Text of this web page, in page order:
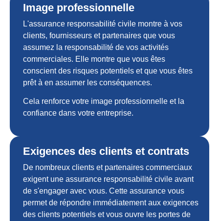
Image professionnelle
L'assurance responsabilité civile montre à vos
clients, fournisseurs et partenaires que vous
assumez la responsabilité de vos activités
commerciales. Elle montre que vous êtes
conscient des risques potentiels et que vous êtes
prêt à en assumer les conséquences.
Cela renforce votre image professionnelle et la
confiance dans votre entreprise.
Exigences des clients et contrats
De nombreux clients et partenaires commerciaux
exigent une assurance responsabilité civile avant
de s'engager avec vous. Cette assurance vous
permet de répondre immédiatement aux exigences
des clients potentiels et vous ouvre les portes de